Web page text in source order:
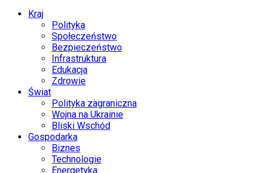
Kraj
Polityka
Społeczeństwo
Bezpieczeństwo
Infrastruktura
Edukacja
Zdrowie
Świat
Polityka zagraniczna
Wojna na Ukrainie
Bliski Wschód
Gospodarka
Biznes
Technologie
Energetyka